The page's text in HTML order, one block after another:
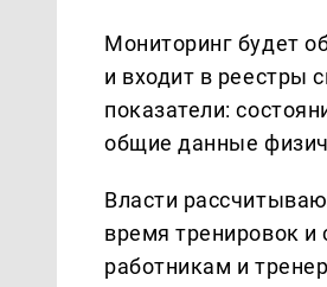
Мониторинг будет
и входит в реестры
показатели:
общие данные
Власти
время тренировок
работникам и